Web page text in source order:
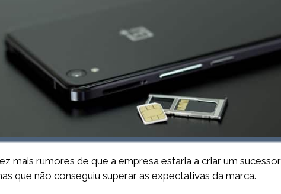
mais rumores de que a empresa estaria a criar um
que não conseguiu superar as expectativas da marca.